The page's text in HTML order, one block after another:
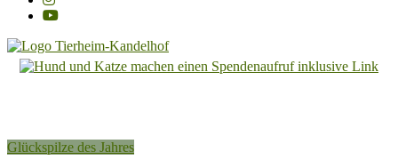
Tierheim
für
Glückspilze des Jahres